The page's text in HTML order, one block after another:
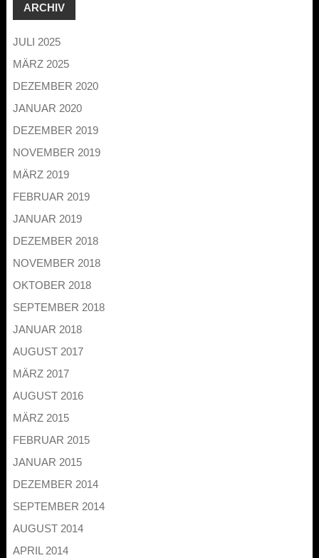
ARCHIV
JULI 2025
MÄRZ 2025
DEZEMBER 2020
JANUAR 2020
DEZEMBER 2019
NOVEMBER 2019
MÄRZ 2019
FEBRUAR 2019
JANUAR 2019
DEZEMBER 2018
NOVEMBER 2018
OKTOBER 2018
SEPTEMBER 2018
JANUAR 2018
AUGUST 2017
MÄRZ 2017
AUGUST 2016
MÄRZ 2015
FEBRUAR 2015
JANUAR 2015
DEZEMBER 2014
SEPTEMBER 2014
AUGUST 2014
APRIL 2014